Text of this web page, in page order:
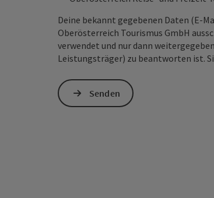
Deine bekannt gegebenen Daten (E-
Oberösterreich Tourismus GmbH
verwendet und nur dann
Leistungsträger) zu beantworten ist.
Senden